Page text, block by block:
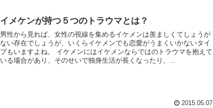
イメケンが持つ５つのトラウマとは？
男性から見れば、女性の視線を集めるイケメンは羨ましくてしょうが
ない存在でしょうが、いくらイケメンでも恋愛がうまくいかないタイ
プもいますよね。 イケメンにはイケメンならではのトラウマを抱えて
いる場合があり、そのせいで独身生活が長くなったり、...
2015.05.07